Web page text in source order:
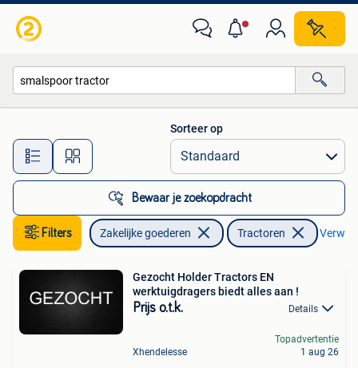
Alle afstanden…
Sorteer op
Bewaar je zoekopdracht
Filters Zakelijke goederen Tractoren
Gezocht Holder Tractors EN
werktuigdragers biedt alles aan !
Prijs o.t.k. Details
Xhendelesse
Topadvertentie
1 aug 26